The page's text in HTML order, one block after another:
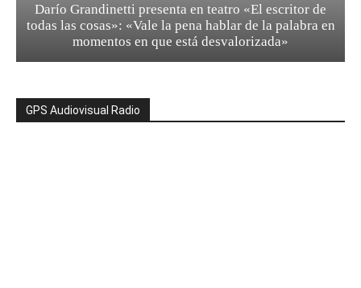
Darío Grandinetti presenta en teatro «El escritor de
todas las cosas»: «Vale la pena hablar de la palabra en
momentos en que está desvalorizada»
GPS Audiovisual Radio